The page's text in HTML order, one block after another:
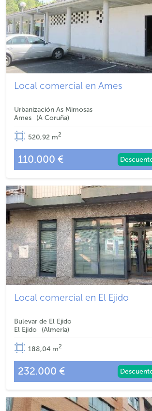
Local comercial en Ames
Urbanización As Mimosas
Ames
A Coruña
520,92 m2
110.000 €
Local comercial en El Ejido
Bulevar de El Ejido
El Ejido
Almería
188,04 m2
232.000 €